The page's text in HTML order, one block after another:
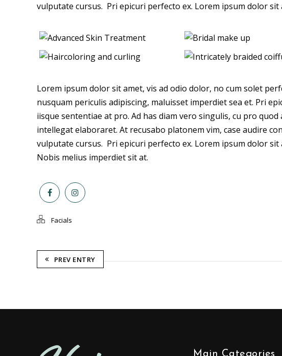
vulputate cursus. Pri epicuri perfecto ex. Lorem ipsum dolor
Lorem ipsum dolor sit amet, vis ad odio dolor, no cum solet
nusquam periculis adipiscing, maluisset imperdiet sea et. Pri
iisque sententiae at pro. Ad has diam vero singulis, cu pro
intellegat elaboraret. At recusabo platonem vim, case audire
vulputate cursus. Pri epicuri perfecto ex. Lorem ipsum dolor
Nobis melius imperdiet sit at.
Facials
PREV ENTRY
Main Categories